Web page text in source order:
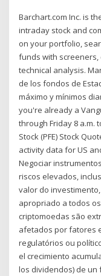
Barchart.com Inc. is
intraday stock and
on your portfolio,
funds with
technical analysis.
de los fondos de
máximo y mínimos
you're already a
through Friday 8 a.m.
Stock (PFE) Stock
activity data for US
Negociar
riscos elevados,
valor do
apropriado a todos
criptomoedas são
afetados por fatores
regulatórios ou
el crecimiento
los dividendos) de un